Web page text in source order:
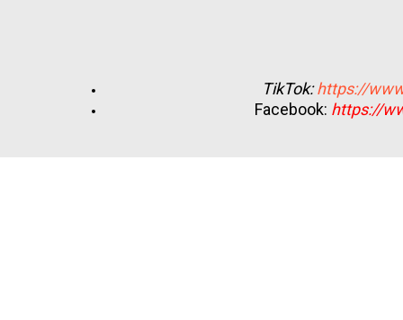
TikTok:https://
Facebook: https://